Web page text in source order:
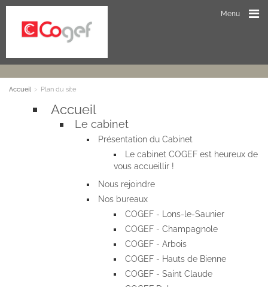
Menu
Accueil > Plan du site
Accueil
Le cabinet
Présentation du Cabinet
Le cabinet COGEF est heureux de
vous accueillir !
Nous rejoindre
Nos bureaux
COGEF - Lons-le-Saunier
COGEF - Champagnole
COGEF - Arbois
COGEF - Hauts de Bienne
COGEF - Saint Claude